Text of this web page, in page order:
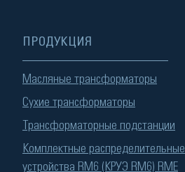
ПРОДУКЦИЯ
Масляные трансформаторы
Сухие трансформаторы
Трансформаторные подстанции
Комплектные распределительные
устройства RM6 (КРУЭ RM6) RME